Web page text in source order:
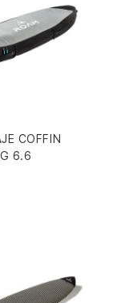
COFFIN
6.6